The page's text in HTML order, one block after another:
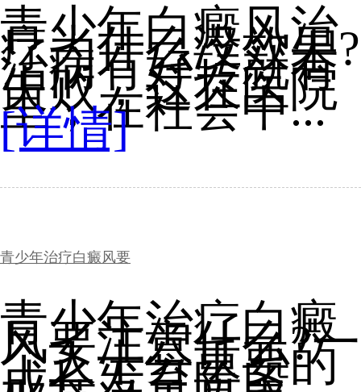
青少年白癜风治
疗为什么没效果?
治病有好转就有
失败，这在医院
里，在社会中...
[详情]
青少年治疗白癜风要
青少年治疗白癜
风要注意什么?一
个人十分重要的